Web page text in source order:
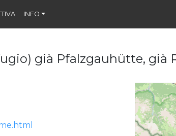
INFO
già Pfalzgauhütte, già